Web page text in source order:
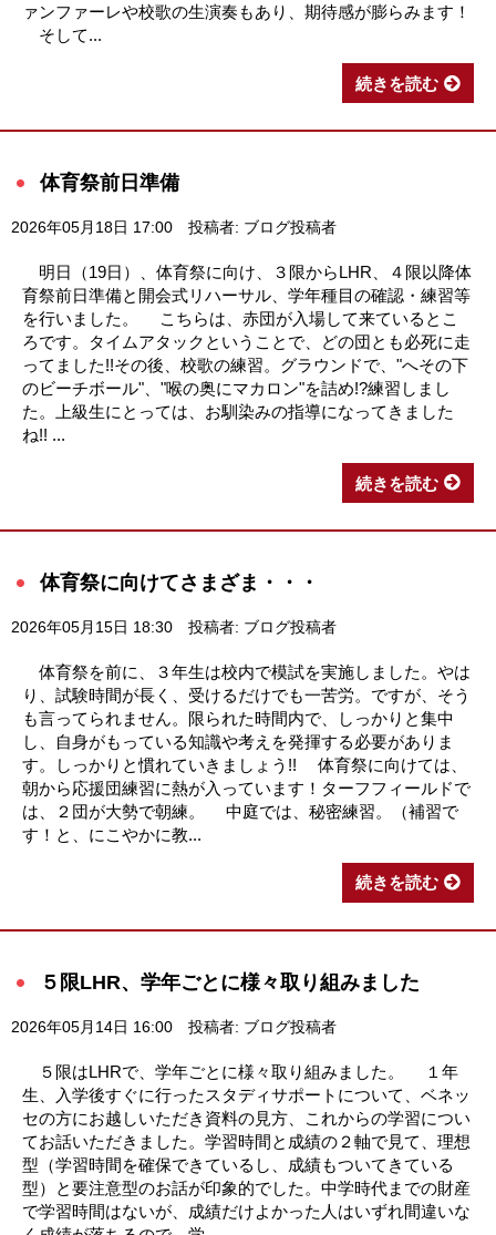
ァンファーレや校歌の生演奏もあり、期待感が膨らみます！
そして...
続きを読む
体育祭前日準備
2026年05月18日 17:00 投稿者: ブログ投稿者
明日（19日）、体育祭に向け、３限からLHR、４限以降体
育祭前日準備と開会式リハーサル、学年種目の確認・練習等
を行いました。 こちらは、赤団が入場して来ているとこ
ろです。タイムアタックということで、どの団とも必死に走
ってました!!その後、校歌の練習。グラウンドで、"へその下
のビーチボール"、"喉の奥にマカロン"を詰め!?練習しまし
た。上級生にとっては、お馴染みの指導になってきました
ね!! ...
続きを読む
体育祭に向けてさまざま・・・
2026年05月15日 18:30 投稿者: ブログ投稿者
体育祭を前に、３年生は校内で模試を実施しました。やは
り、試験時間が長く、受けるだけでも一苦労。ですが、そう
も言ってられません。限られた時間内で、しっかりと集中
し、自身がもっている知識や考えを発揮する必要がありま
す。しっかりと慣れていきましょう!! 体育祭に向けては、
朝から応援団練習に熱が入っています！ターフフィールドで
は、２団が大勢で朝練。 中庭では、秘密練習。（補習で
す！と、にこやかに教...
続きを読む
５限LHR、学年ごとに様々取り組みました
2026年05月14日 16:00 投稿者: ブログ投稿者
５限はLHRで、学年ごとに様々取り組みました。 １年
生、入学後すぐに行ったスタディサポートについて、ベネッ
セの方にお越しいただき資料の見方、これからの学習につい
てお話いただきました。学習時間と成績の２軸で見て、理想
型（学習時間を確保できているし、成績もついてきている
型）と要注意型のお話が印象的でした。中学時代までの財産
で学習時間はないが、成績だけよかった人はいずれ間違いな